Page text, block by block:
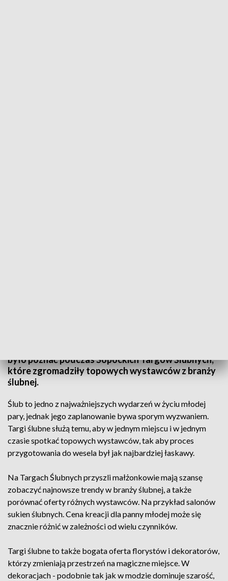
było poznać podczas Sopockich Targów Ślubnych,
które zgromadziły topowych wystawców z branży
ślubnej.
Ślub to jedno z najważniejszych wydarzeń w życiu młodej
pary, jednak jego zaplanowanie bywa sporym wyzwaniem.
Targi ślubne służą temu, aby w jednym miejscu i w jednym
czasie spotkać topowych wystawców, tak aby proces
przygotowania do wesela był jak najbardziej łaskawy.
Na Targach Ślubnych przyszli małżonkowie mają szansę
zobaczyć najnowsze trendy w branży ślubnej, a także
porównać oferty różnych wystawców. Na przykład salonów
sukien ślubnych. Cena kreacji dla panny młodej może się
znacznie różnić w zależności od wielu czynników.
Targi ślubne to także bogata oferta florystów i dekoratorów,
którzy zmieniają przestrzeń na magiczne miejsce. W
dekoracjach - podobnie tak jak w modzie dominuje szarość,